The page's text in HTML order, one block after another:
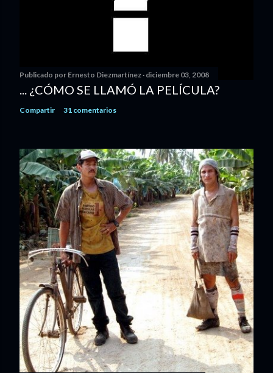
Publicado por Ernesto Diezmartínez diciembre 03, 2008
... ¿CÓMO SE LLAMÓ LA PELÍCULA?
Compartir 31 comentarios